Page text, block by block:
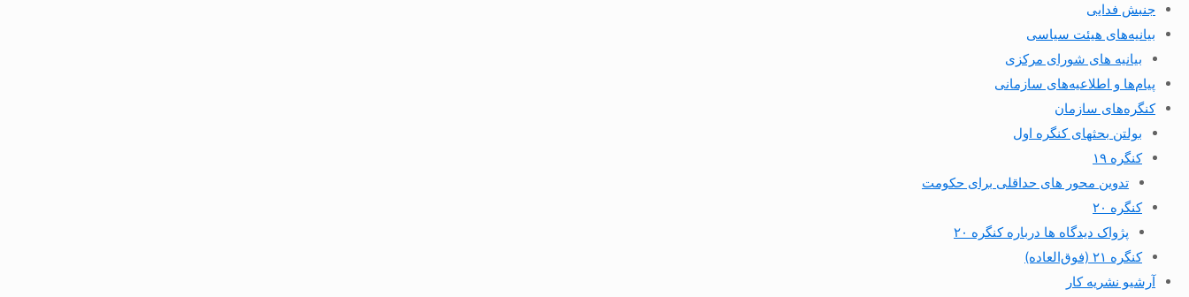
جنبش فدایی
بیانیه‌های هیئت سیاسی
بیانیه های شورای مرکزی
پیام‌ها و اطلاعیه‌های سازمانی
کنگره‌های سازمان
بولتن بحثهای کنگره اول
کنگره ۱۹
تدوین محور های حداقلی برای حکومت
کنگره ۲۰
پژواک دیدگاه ها درباره کنگره ۲۰
کنگره ۲۱ (فوق‌العاده)
آرشیو نشریه کار